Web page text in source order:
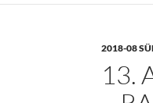
2018-08
13.